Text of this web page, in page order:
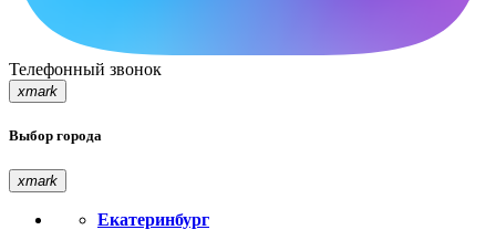
Телефонный звонок
xmark
Выбор города
xmark
Екатеринбург